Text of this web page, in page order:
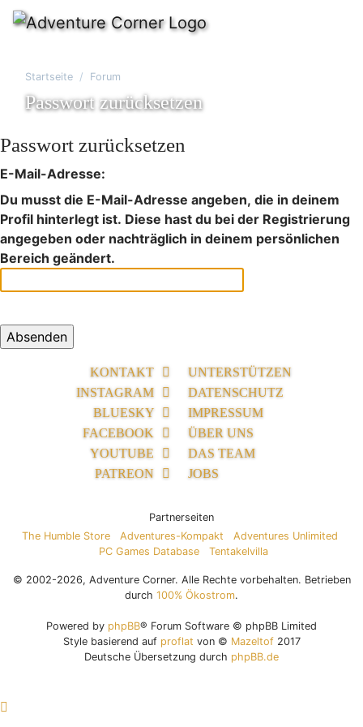
Startseite Forum
Passwort zurücksetzen
Passwort zurücksetzen
E-Mail-Adresse:
Du musst die E-Mail-Adresse angeben, die in deinem
Profil hinterlegt ist. Diese hast du bei der Registrierung
angegeben oder nachträglich in deinem persönlichen
Bereich geändert.
KONTAKT
INSTAGRAM
BLUESKY
FACEBOOK
YOUTUBE
PATREON
UNTERSTÜTZEN
DATENSCHUTZ
IMPRESSUM
ÜBER UNS
DAS TEAM
JOBS
Partnerseiten
The Humble Store
Adventures-Kompakt
Adventures Unlimited
PC Games Database
Tentakelvilla
© 2002-2026, Adventure Corner. Alle Rechte vorbehalten. Betrieben
durch 100% Ökostrom.
Powered by phpBB® Forum Software © phpBB Limited
Style basierend auf proflat von © Mazeltof2017
Deutsche Übersetzung durch phpBB.de